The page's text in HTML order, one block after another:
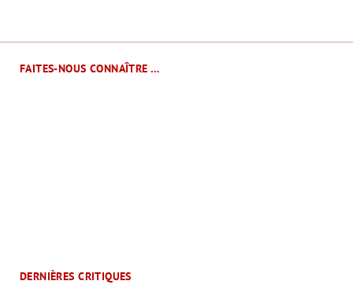
FAITES-NOUS CONNAÎTRE …
DERNIÈRES CRITIQUES